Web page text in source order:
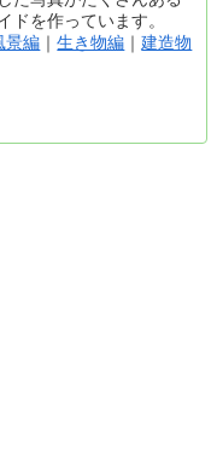
ドを作っています。
景編 ｜生き物編 ｜建造物